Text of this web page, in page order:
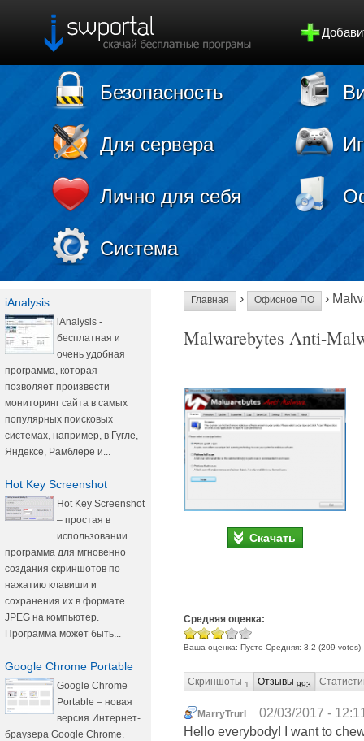
Безопасность
Для сервера
Лично для себя
Система
iAnalysis
iAnalysis -
бесплатная и
очень удобная
программа, которая
позволяет произвести
мониторинг сайта в самых
популярных поисковых
системах, например, в Гугле,
Яндексе, Рамблере и...
Hot Key Screenshot
Hot Key Screenshot
– простая в
использовании
программа для мгновенно
создания скриншотов по
нажатию клавиши и
сохранения их в формате
JPEG на компьютер.
Программа может быть...
Google Chrome Portable
Google Chrome
Portable – новая
версия Интернет-
браузера Google Chrome.
Главная › Офисное ПО ›
Malwarebytes Anti-
Скачать
Средняя оценка:
Ваша оценка: Пусто Средняя: 3.2 (209 votes)
Скриншоты 1 Отзывы 993
MarryTrurl
02/03/2017 -
Hello everybody! I want to